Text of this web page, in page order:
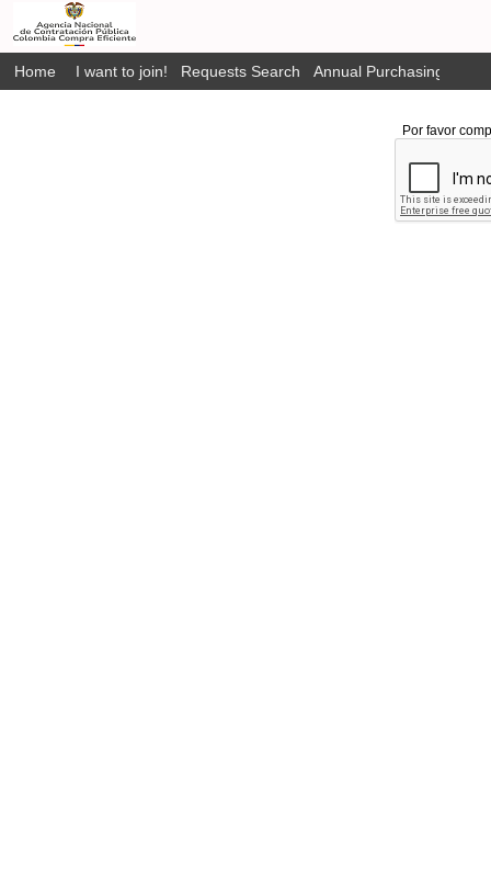
Home I want to join! Requests Search Annual Purchasing Plan
Por favor